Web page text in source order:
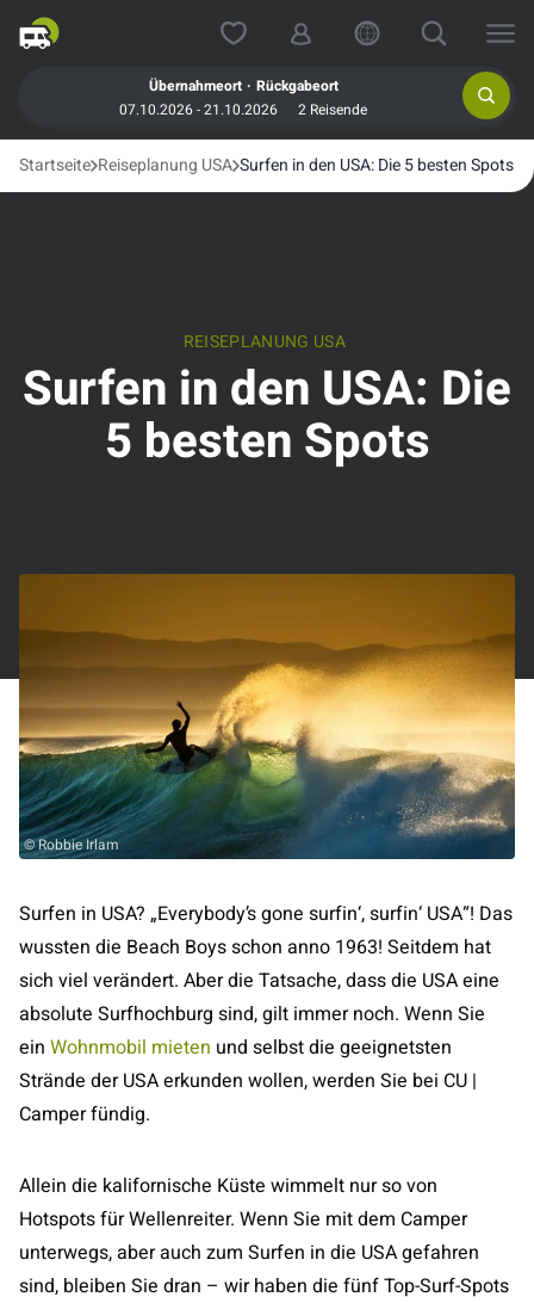
Übernahmeort . Rückgabeort
07.10.2026 - 21.10.2026
2 Reisende
Startseite Reiseplanung USA Surfen in den USA: Die 5 besten Spots
REISEPLANUNG USA
Surfen in den USA: Die
5 besten Spots
© Robbie Irlam
Surfen in USA? „Everybody’s gone surfin‘, surfin‘ USA“! Das
wussten die Beach Boys schon anno 1963! Seitdem hat
sich viel verändert. Aber die Tatsache, dass die USA eine
absolute Surfhochburg sind, gilt immer noch. Wenn Sie
ein Wohnmobil mieten und selbst die geeignetsten
Strände der USA erkunden wollen, werden Sie bei CU |
Camper fündig.
Allein die kalifornische Küste wimmelt nur so von
Hotspots für Wellenreiter. Wenn Sie mit dem Camper
unterwegs, aber auch zum Surfen in die USA gefahren
sind, bleiben Sie dran – wir haben die fünf Top-Surf-Spots